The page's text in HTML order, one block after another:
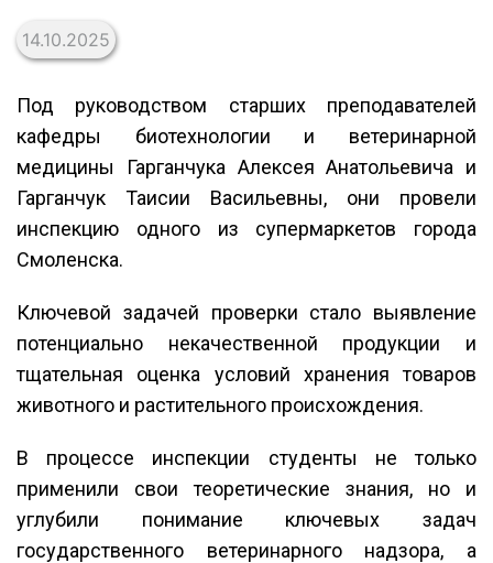
14.10.2025
Под руководством старших преподавателей
кафедры биотехнологии и ветеринарной
медицины Гарганчука Алексея Анатольевича и
Гарганчук Таисии Васильевны, они провели
инспекцию одного из супермаркетов города
Смоленска.
Ключевой задачей проверки стало выявление
потенциально некачественной продукции и
тщательная оценка условий хранения товаров
животного и растительного происхождения.
В процессе инспекции студенты не только
применили свои теоретические знания, но и
углубили понимание ключевых задач
государственного ветеринарного надзора, а